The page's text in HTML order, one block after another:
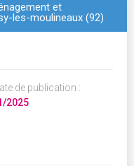
et
les-moulineaux (92)
de publication :
2025